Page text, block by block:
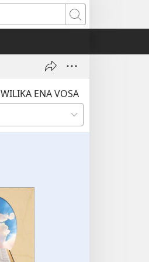
Vaqara
WILIKA ENA VOSA